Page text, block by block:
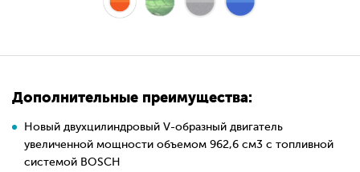
Дополнительные преимущества:
Новый двухцилиндровый V-образный двигатель
увеличенной мощности объемом 962,6 см3 с топливной
системой BOSCH